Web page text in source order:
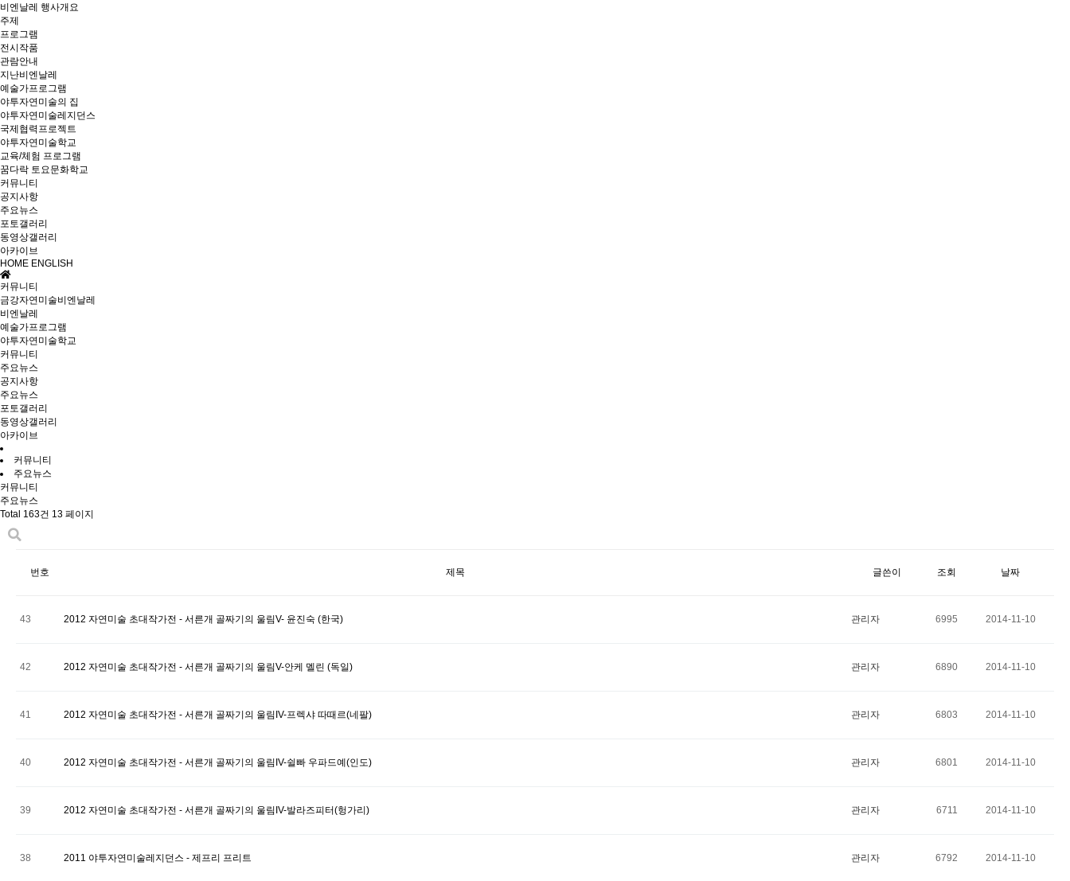
비엔날레 행사개요
주제
프로그램
전시작품
관람안내
지난비엔날레
예술가프로그램
야투자연미술의 집
야투자연미술레지던스
국제협력프로젝트
야투자연미술학교
교육/체험 프로그램
꿈다락 토요문화학교
커뮤니티
공지사항
주요뉴스
포토갤러리
동영상갤러리
아카이브
HOME ENGLISH
커뮤니티
금강자연미술비엔날레
비엔날레
예술가프로그램
야투자연미술학교
커뮤니티
주요뉴스
공지사항
주요뉴스
포토갤러리
동영상갤러리
아카이브
커뮤니티
주요뉴스
커뮤니티
주요뉴스
Total 163건 13 페이지
번호 제목 글쓴이 조회 날짜
43 2012 자연미술 초대작가전 - 서른개 골짜기의 울림V- 윤진숙 (한국) 관리자 6995 2014-11-10
42 2012 자연미술 초대작가전 - 서른개 골짜기의 울림V-안케 멜린 (독일) 관리자 6890 2014-11-10
41 2012 자연미술 초대작가전 - 서른개 골짜기의 울림IV-프렉샤 따때르(네팔) 관리자 6803 2014-11-10
40 2012 자연미술 초대작가전 - 서른개 골짜기의 울림IV-쉴빠 우파드예(인도) 관리자 6801 2014-11-10
39 2012 자연미술 초대작가전 - 서른개 골짜기의 울림IV-발라즈피터(헝가리) 관리자 6711 2014-11-10
38 2011 야투자연미술레지던스 - 제프리 프리트 관리자 6792 2014-11-10